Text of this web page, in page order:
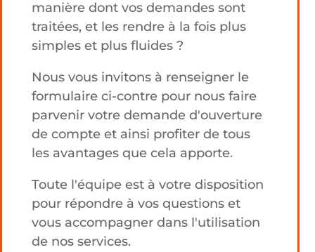
manière dont vos demandes sont
traitées, et les rendre à la fois plus
simples et plus fluides ?
Nous vous invitons à renseigner le
formulaire ci-contre pour nous faire
parvenir votre demande d'ouverture
de compte et ainsi profiter de tous
les avantages que cela apporte.
Toute l'équipe est à votre disposition
pour répondre à vos questions et
vous accompagner dans l'utilisation
de nos services.